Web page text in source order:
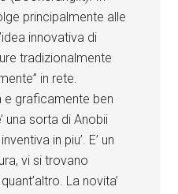
principalmente alle
innovativa di
tradizionalmente
in rete.
e graficamente ben
una sorta di Anobii
in piu’. E’ un
vi si trovano
La novita’